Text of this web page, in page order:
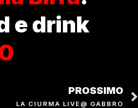
e drink
PROSSIMO
LA CIURMA LIVE@ GABBRO